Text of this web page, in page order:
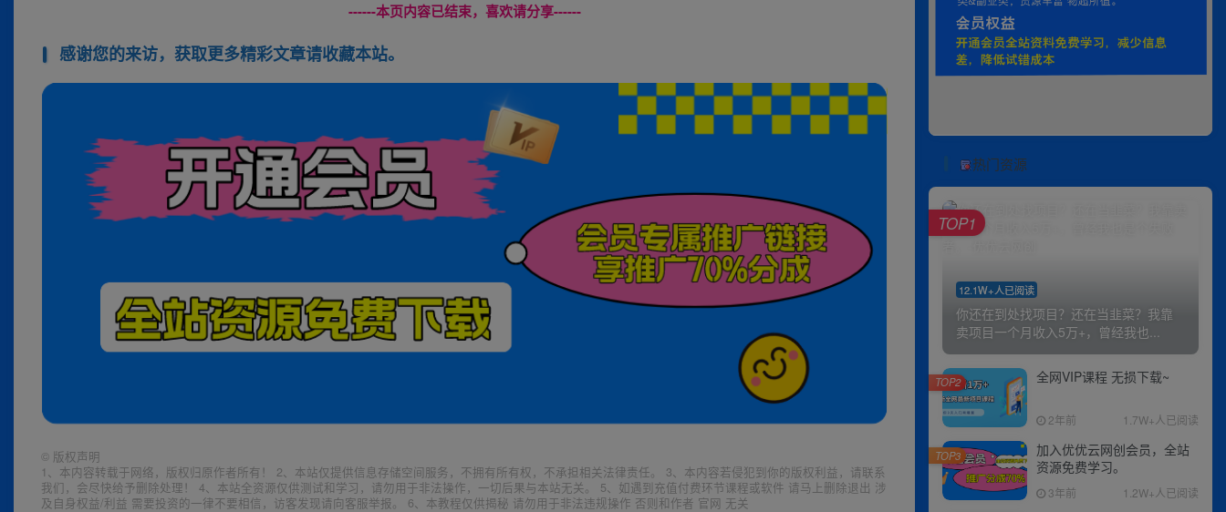
------本页内容已结束，喜欢请分享------
感谢您的来访，获取更多精彩文章请收藏本站。
© 版权声明
1、本内容转载于网络，版权归原作者所有！ 2、本站仅提供信息存储空间服务，不拥有所有权，不承担相关法律责任。 3、本内容若侵犯到你的版权利益，请联系
我们，会尽快给予删除处理！ 4、本站全资源仅供测试和学习，请勿用于非法操作，一切后果与本站无关。 5、如遇到充值付费环节课程或软件 请马上删除退出 涉
及自身权益/利益 需要投资的一律不要相信，访客发现请向客服举报。 6、本教程仅供揭秘 请勿用于非法违规操作 否则和作者 官网 无关
热门资源
12.1W+人已阅读
你还在到处找项目？还在当韭菜？我靠
卖项目一个月收入5万+，曾经我也...
TOP1
全网VIP课程 无损下载~
2年前 1.7W+人已阅读
TOP2
加入优优云网创会员，全站
资源免费学习。
3年前 1.2W+人已阅读
TOP3